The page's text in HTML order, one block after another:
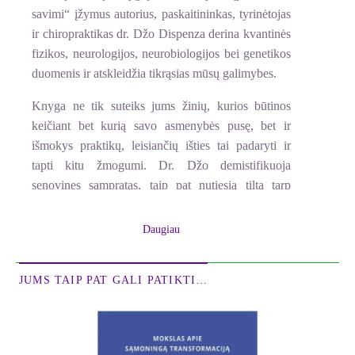
savimi“ įžymus autorius, paskaitininkas, tyrinėtojas
ir chiropraktikas dr. Džo Dispenza derina kvantinės
fizikos, neurologijos, neurobiologijos bei genetikos
duomenis ir atskleidžia tikrąsias mūsų galimybes.
Knyga ne tik suteiks jums žinių, kurios būtinos
keičiant bet kurią savo asmenybės pusę, bet ir
išmokys praktikų, leisiančių išties tai padaryti ir
tapti kitu žmogumi. Dr. Džo demistifikuoja
senovines sampratas, taip pat nutiesia tiltą tarp
paskaitos padėjo tūkstančiams žmonių iš 24
vidų. Atsikračius įpročio būti savimi ir išties
permainius protą, gyvenimas niekada nebebus toks,
Pagyros knygai „Atsikratykite įpročio būti
Daugiau
JUMS TAIP PAT GALI PATIKTI…